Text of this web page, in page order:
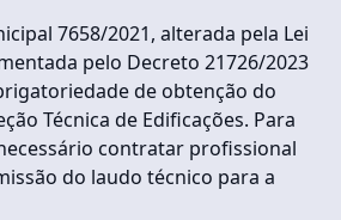
7658/2021, alterada pela Lei
pelo Decreto 21726/2023
de obtenção do
Técnica de Edificações. Para
contratar profissional
do laudo técnico para a